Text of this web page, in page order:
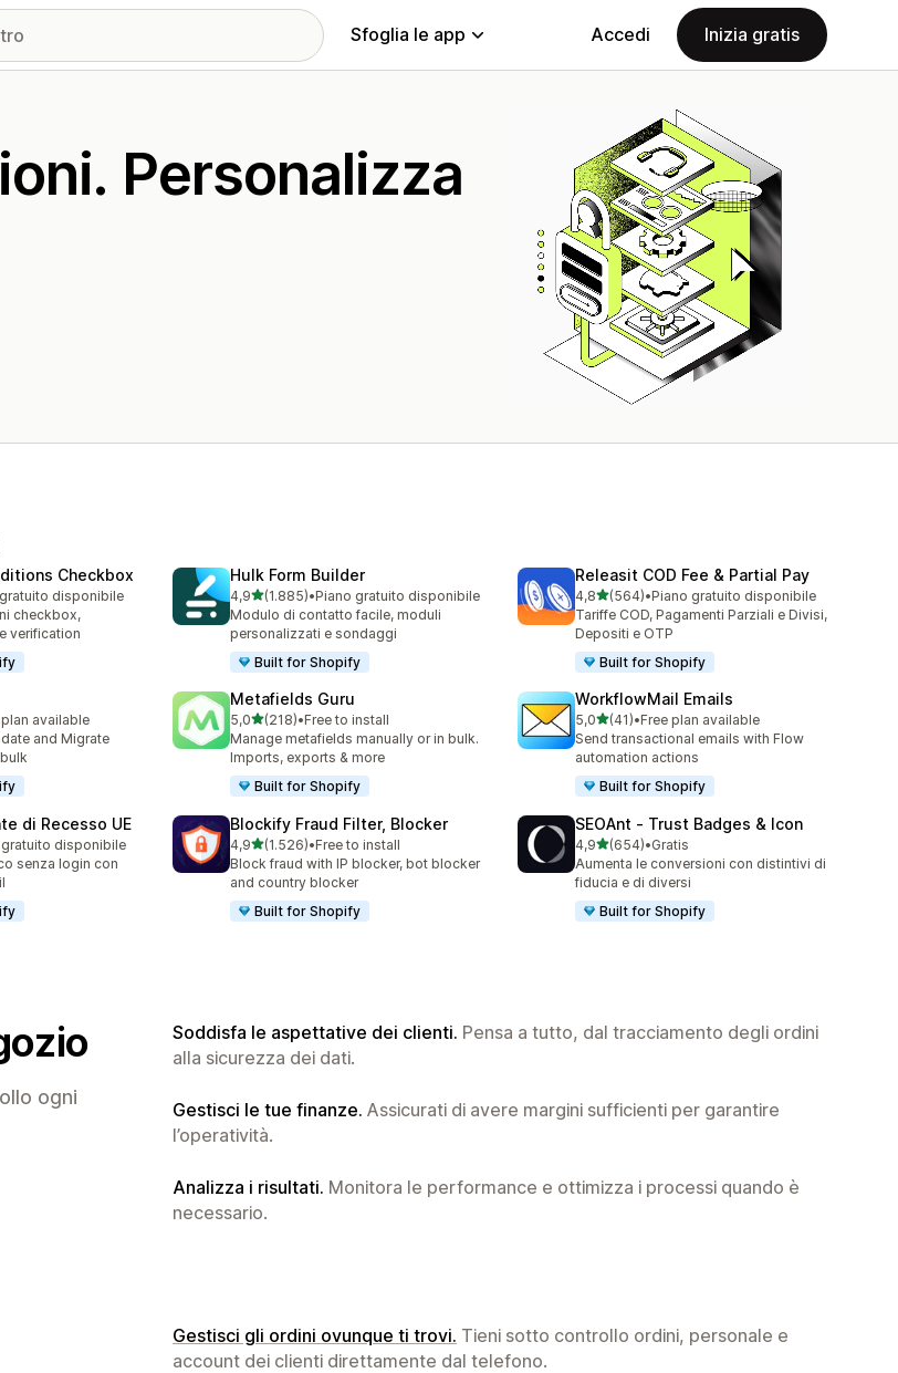
Sfoglia le app Accedi Inizia gratis
Personalizza
Checkbox
disponibile
checkbox,
verification
Hulk Form Builder
4,9stelle su 5
(1.885)
1885 recensioni totali
•Piano gratuito disponibile
Modulo di contatto facile, moduli
personalizzati e sondaggi
Built for Shopify
Releasit COD Fee & Partial Pay
4,8stelle su 5
(564)
564 recensioni totali
•Piano gratuito disponibile
Tariffe COD, Pagamenti Parziali e Divisi,
Depositi e OTP
Built for Shopify
plan available
and Migrate
Metafields Guru
5,0stelle su 5
(218)
218 recensioni totali
•Free to install
Manage metafields manually or in bulk.
Imports, exports & more
Built for Shopify
WorkflowMail Emails
5,0stelle su 5
(41)
41 recensioni totali
•Free plan available
Send transactional emails with Flow
automation actions
Built for Shopify
di Recesso UE
disponibile
senza login con
Blockify Fraud Filter, Blocker
4,9stelle su 5
(1.526)
1526 recensioni totali
•Free to install
Block fraud with IP blocker, bot blocker
and country blocker
Built for Shopify
SEOAnt ‑ Trust Badges & Icon
4,9stelle su 5
(654)
654 recensioni totali
•Gratis
Aumenta le conversioni con distintivi di
fiducia e di diversi
Built for Shopify
ogni
Soddisfa le aspettative dei clienti. Pensa a tutto, dal tracciamento degli ordini
alla sicurezza dei dati.
Gestisci le tue finanze. Assicurati di avere margini sufficienti per garantire
l’operatività.
Analizza i risultati. Monitora le performance e ottimizza i processi quando è
necessario.
Gestisci gli ordini ovunque ti trovi. Tieni sotto controllo ordini, personale e
account dei clienti direttamente dal telefono.